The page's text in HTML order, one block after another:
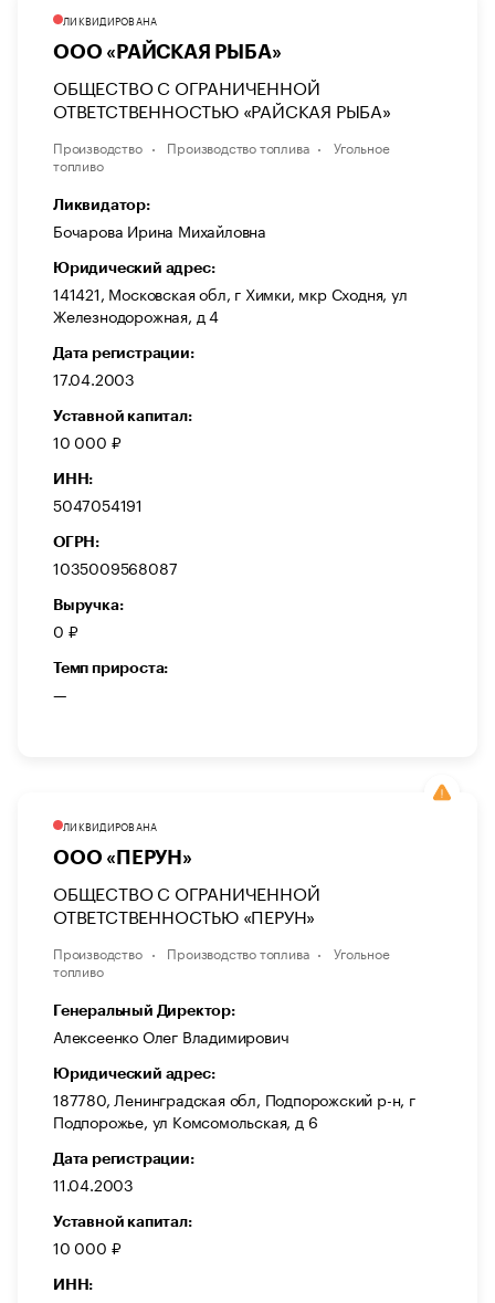
ЛИКВИДИРОВАНА
ООО «РАЙСКАЯ РЫБА»
ОБЩЕСТВО С ОГРАНИЧЕННОЙ
ОТВЕТСТВЕННОСТЬЮ «РАЙСКАЯ РЫБА»
Производство Производство топлива
Угольное
топливо
Ликвидатор:
Бочарова Ирина Михайловна
Юридический адрес:
141421, Московская обл, г Химки, мкр Сходня, ул
Железнодорожная, д 4
Дата регистрации:
17.04.2003
Уставной капитал:
10 000 ₽
ИНН:
5047054191
ОГРН:
1035009568087
Выручка:
0 ₽
Темп прироста:
—
ЛИКВИДИРОВАНА
ООО «ПЕРУН»
ОБЩЕСТВО С ОГРАНИЧЕННОЙ
ОТВЕТСТВЕННОСТЬЮ «ПЕРУН»
Производство Производство топлива
Угольное
топливо
Генеральный Директор:
Алексеенко Олег Владимирович
Юридический адрес:
187780, Ленинградская обл, Подпорожский р-н, г
Подпорожье, ул Комсомольская, д 6
Дата регистрации:
11.04.2003
Уставной капитал:
10 000 ₽
ИНН: